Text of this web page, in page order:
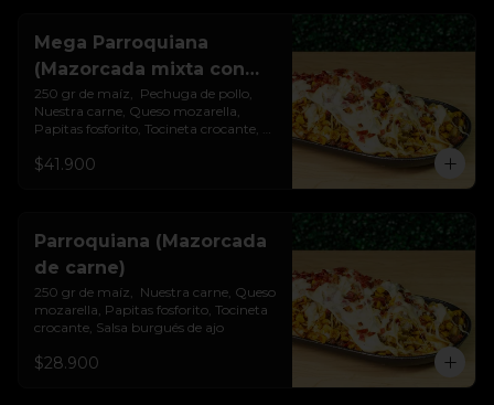
Mega Parroquiana
(Mazorcada mixta con
papas)
250 gr de maíz,  Pechuga de pollo,
Nuestra carne, Queso mozarella,
Papitas fosforito, Tocineta crocante,
$41.900
Parroquiana (Mazorcada
de carne)
250 gr de maíz,  Nuestra carne, Queso
mozarella, Papitas fosforito, Tocineta
crocante, Salsa burgués de ajo
$28.900